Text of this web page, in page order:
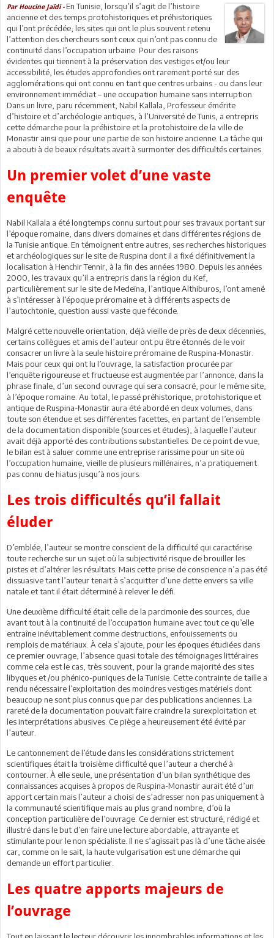
Par Houcine Jaïdi -En Tunisie, lorsqu’il s’agit de l’histoire
ancienne et des temps protohistoriques et préhistoriques
qui l’ont précédée, les sites qui ont le plus souvent retenu
l’attention des chercheurs sont ceux qui n’ont pas connu de
continuité dans l’occupation urbaine. Pour des raisons
évidentes qui tiennent à la préservation des vestiges et/ou leur
accessibilité, les études approfondies ont rarement porté sur des
agglomérations qui ont connu en tant que centres urbains - ou dans leur
environnement immédiat – une occupation humaine sans interruption.
Dans un livre, paru récemment, Nabil Kallala, Professeur émérite
d’histoire et d’archéologie antiques, à l’Université de Tunis, a entrepris
cette démarche pour la préhistoire et la protohistoire de la ville de
Monastir ainsi que pour une partie de son histoire ancienne. La tâche qui
a abouti à de beaux résultats avait à surmonter des difficultés certaines.
Un premier volet d’une vaste
enquête
Nabil Kallala a été longtemps connu surtout pour ses travaux portant sur
l’époque romaine, dans divers domaines et dans différentes régions de
la Tunisie antique. En témoignent entre autres, ses recherches historiques
et archéologiques sur le site de Ruspina dont il a fixé définitivement la
localisation à Henchir Tennir, à la fin des années 1980. Depuis les années
2000, les travaux qu’il a entrepris dans la région du Kef,
particulièrement sur le site de Medeïna, l’antique Althiburos, l’ont amené
à s’intéresser à l’époque préromaine et à différents aspects de
l’autochtonie, question aussi vaste que féconde.
Malgré cette nouvelle orientation, déjà vieille de près de deux décennies,
certains collègues et amis de l’auteur ont pu être étonnés de le voir
consacrer un livre à la seule histoire préromaine de Ruspina-Monastir.
Mais pour ceux qui ont lu l’ouvrage, la satisfaction procurée par
l’enquête rigoureuse et fructueuse est augmentée par l’annonce, dans la
phrase finale, d’un second ouvrage qui sera consacré, pour le même site,
à l’époque romaine. Au total, le passé préhistorique, protohistorique et
antique de Ruspina-Monastir aura été abordé en deux volumes, dans
toute son étendue et ses différentes facettes, en partant de l’ensemble
de la documentation disponible (sources et études), à laquelle l’auteur
avait déjà apporté des contributions substantielles. De ce point de vue,
le bilan est à saluer comme une entreprise rarissime pour un site où
l’occupation humaine, vieille de plusieurs millénaires, n’a pratiquement
pas connu de hiatus jusqu’à nos jours.
Les trois difficultés qu’il fallait
éluder
D’emblée, l’auteur se montre conscient de la difficulté qui caractérise
toute recherche sur un sujet où la subjectivité risque de brouiller les
pistes et d’altérer les résultats. Mais cette prise de conscience n’a pas été
dissuasive tant l’auteur tenait à s’acquitter d’une dette envers sa ville
natale et tant il était déterminé à relever le défi.
Une deuxième difficulté était celle de la parcimonie des sources, due
avant tout à la continuité de l’occupation humaine avec tout ce qu’elle
entraîne inévitablement comme destructions, enfouissements ou
remplois de matériaux. À cela s’ajoute, pour les époques étudiées dans
ce premier ouvrage, l’absence quasi totale des témoignages littéraires
comme cela est le cas, très souvent, pour la grande majorité des sites
libyques et /ou phénico-puniques de la Tunisie. Cette contrainte de taille a
rendu nécessaire l’exploitation des moindres vestiges matériels dont
beaucoup ne sont plus connus que par des publications anciennes. La
rareté de la documentation pouvait faire craindre la surexploitation et
les interprétations abusives. Ce piège a heureusement été évité par
l’auteur.
Le cantonnement de l’étude dans les considérations strictement
scientifiques était la troisième difficulté que l’auteur a cherché à
contourner. À elle seule, une présentation d’un bilan synthétique des
connaissances acquises à propos de Ruspina-Monastir aurait été d’un
apport certain mais l’auteur a choisi de s’adresser non pas uniquement à
la communauté scientifique mais au plus grand nombre, d’où la
conception particulière de l’ouvrage. Ce dernier est structuré, rédigé et
illustré dans le but d’en faire une lecture abordable, attrayante et
stimulante pour le non spécialiste. Il ne s’agissait pas là d’une tâche aisée
car, comme on le sait, la haute vulgarisation est une démarche qui
demande un effort particulier.
Les quatre apports majeurs de
l’ouvrage